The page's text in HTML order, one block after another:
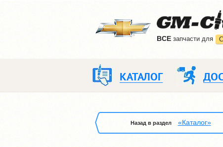
ВCE запчасти для
КАТАЛОГ
Назад в раздел «Каталог»